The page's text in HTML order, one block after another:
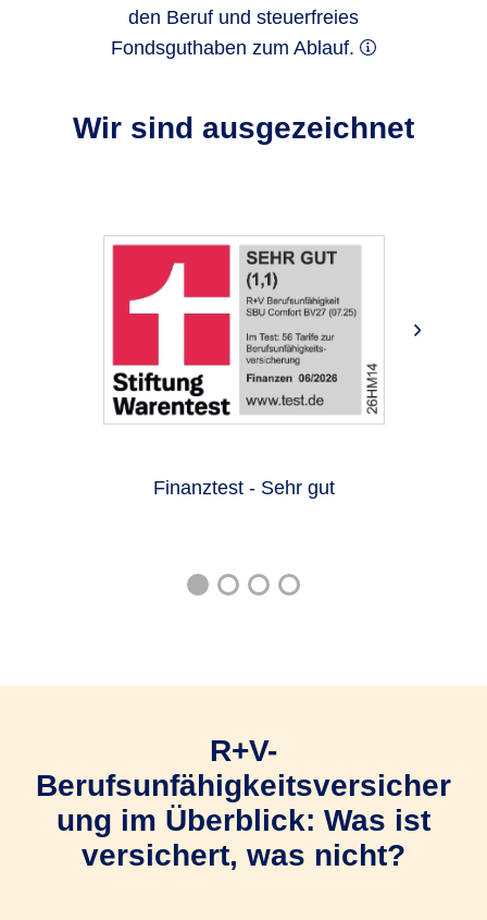
den Beruf und steuerfreies
Fondsguthaben zum Ablauf.
Wir sind ausgezeichnet
Finanztest - Sehr gut
R+V-
Berufsunfähigkeitsversicher
ung im Überblick: Was ist
versichert, was nicht?